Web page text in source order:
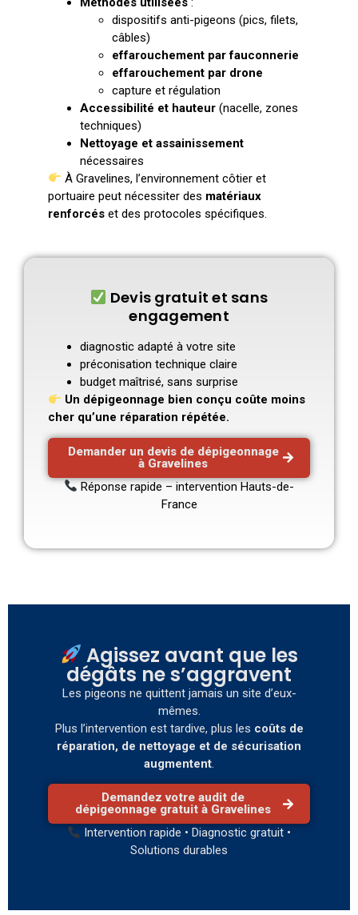
dispositifs anti-pigeons (pics, filets,
câbles)
effarouchement par fauconnerie
effarouchement par drone
capture et régulation
Accessibilité et hauteur (nacelle, zones
techniques)
Nettoyage et assainissement
nécessaires
À Gravelines, l’environnement côtier et
portuaire peut nécessiter des matériaux
renforcés et des protocoles spécifiques.
Devis gratuit et sans
engagement
diagnostic adapté à votre site
préconisation technique claire
budget maîtrisé, sans surprise
Un dépigeonnage bien conçu coûte moins
cher qu’une réparation répétée.
Demander un devis de dépigeonnage
à Gravelines
Réponse rapide – intervention Hauts-de-
France
Agissez avant que les
dégâts ne s’aggravent
Les pigeons ne quittent jamais un site d’eux-
mêmes.
Plus l’intervention est tardive, plus les coûts de
réparation, de nettoyage et de sécurisation
augmentent.
Demandez votre audit de
dépigeonnage gratuit à Gravelines
Intervention rapide • Diagnostic gratuit •
Solutions durables